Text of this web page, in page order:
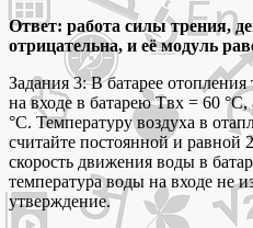
Ответ: работа силы трения,
отрицательна, и её модуль
Задания 3: В батарее
на входе в батарею Tвх = 60
°C. Температуру воздуха в
считайте постоянной и равной
скорость движения воды в
температура воды на входе не
утверждение.